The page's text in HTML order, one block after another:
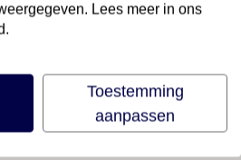
Lees meer in ons
Toestemming
aanpassen